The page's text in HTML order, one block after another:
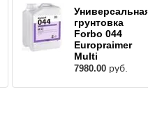
Универсальная
грунтовка
Forbo 044
Europraimer
Multi
7980.00 руб.